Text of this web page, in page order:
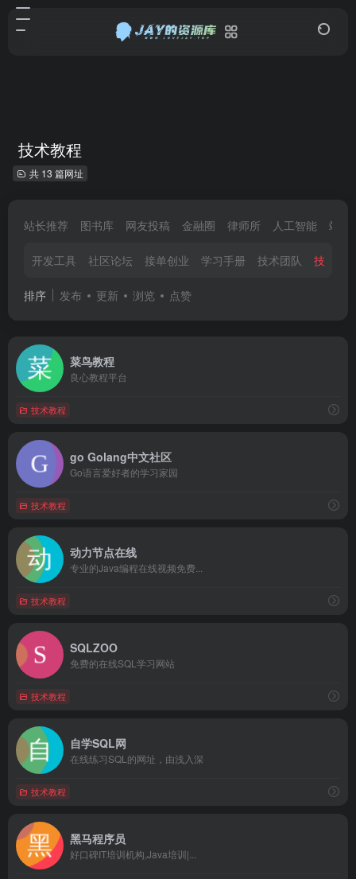
技术教程
共 13 篇网址
站长推荐 图书库 网友投稿 金融圈 律师所 人工智能 站长
开发工具 社区论坛 接单创业 学习手册 技术团队 技术教
排序 发布 更新 浏览 点赞
菜鸟教程
良心教程平台
技术教程
go Golang中文社区
Go语言爱好者的学习家园
技术教程
动力节点在线
专业的Java编程在线视频免费...
技术教程
SQLZOO
免费的在线SQL学习网站
技术教程
自学SQL网
在线练习SQL的网址，由浅入深
技术教程
黑马程序员
好口碑IT培训机构,Java培训|...